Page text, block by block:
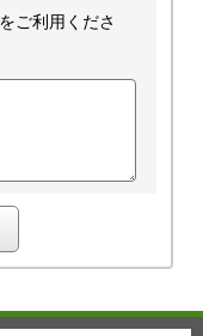
ご利用くださ